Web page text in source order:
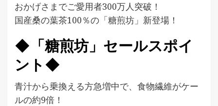
おかげさまでご愛用者300万人突破！
国産桑の葉茶100％の「糖煎坊」新登場！
◆「糖煎坊」セールスポイ
ント◆
青汁から乗換える方急増中で、食物繊維がケー
ルの約9倍！